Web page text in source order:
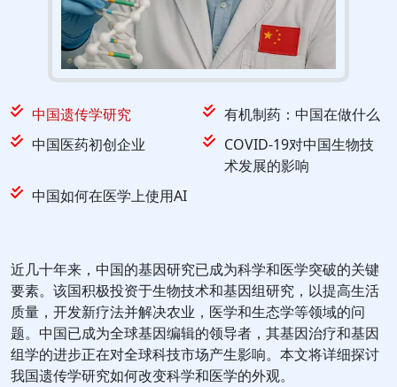
中国遗传学研究
有机制药：中国在做什么
中国医药初创企业
COVID-19对中国生物技
术发展的影响
中国如何在医学上使用AI
近几十年来，中国的基因研究已成为科学和医学突破的关键
要素。该国积极投资于生物技术和基因组研究，以提高生活
质量，开发新疗法并解决农业，医学和生态学等领域的问
题。中国已成为全球基因编辑的领导者，其基因治疗和基因
组学的进步正在对全球科技市场产生影响。本文将详细探讨
我国遗传学研究如何改变科学和医学的外观。